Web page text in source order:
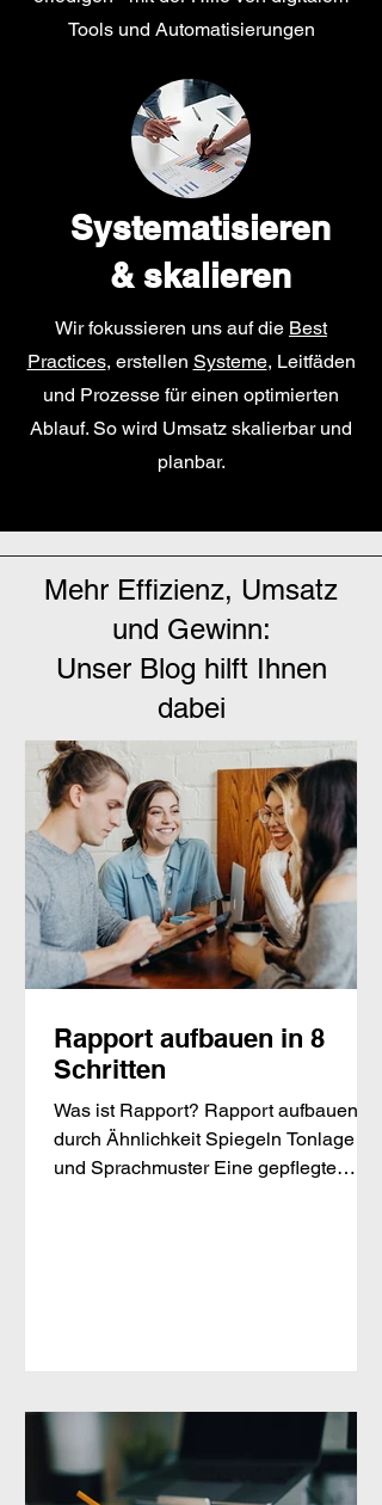
Tools und Automatisierungen
Systematisieren
& skalieren
Wir fokussieren uns auf die Best
Practices, erstellen Systeme, Leitfäden
und Prozesse für einen optimierten
Ablauf. So wird Umsatz skalierbar und
planbar.
Mehr Effizienz, Umsatz
und Gewinn:
Unser Blog hilft Ihnen
dabei
Rapport aufbauen in 8
Schritten
Was ist Rapport? Rapport aufbauen
durch Ähnlichkeit Spiegeln Tonlage
und Sprachmuster Eine gepflegte